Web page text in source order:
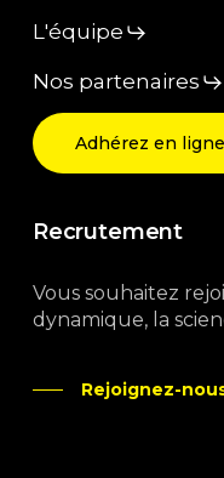
L'équipe
Nos partenaires
Adhérez en ligne
Recrutement
Vous souhaitez
dynamique, la
Rejoignez-